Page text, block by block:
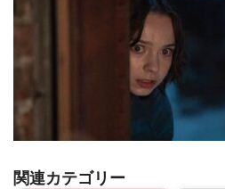
関連カテゴリー